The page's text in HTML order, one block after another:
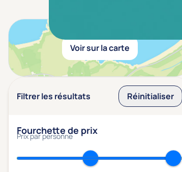
Voir sur la carte
Filtrer les résultats Réinitialiser
Fourchette de prix
Prix par personne